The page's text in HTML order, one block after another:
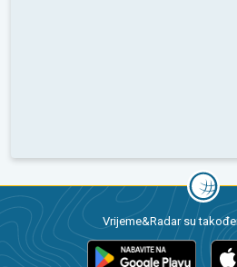
Vrijeme&Radar su